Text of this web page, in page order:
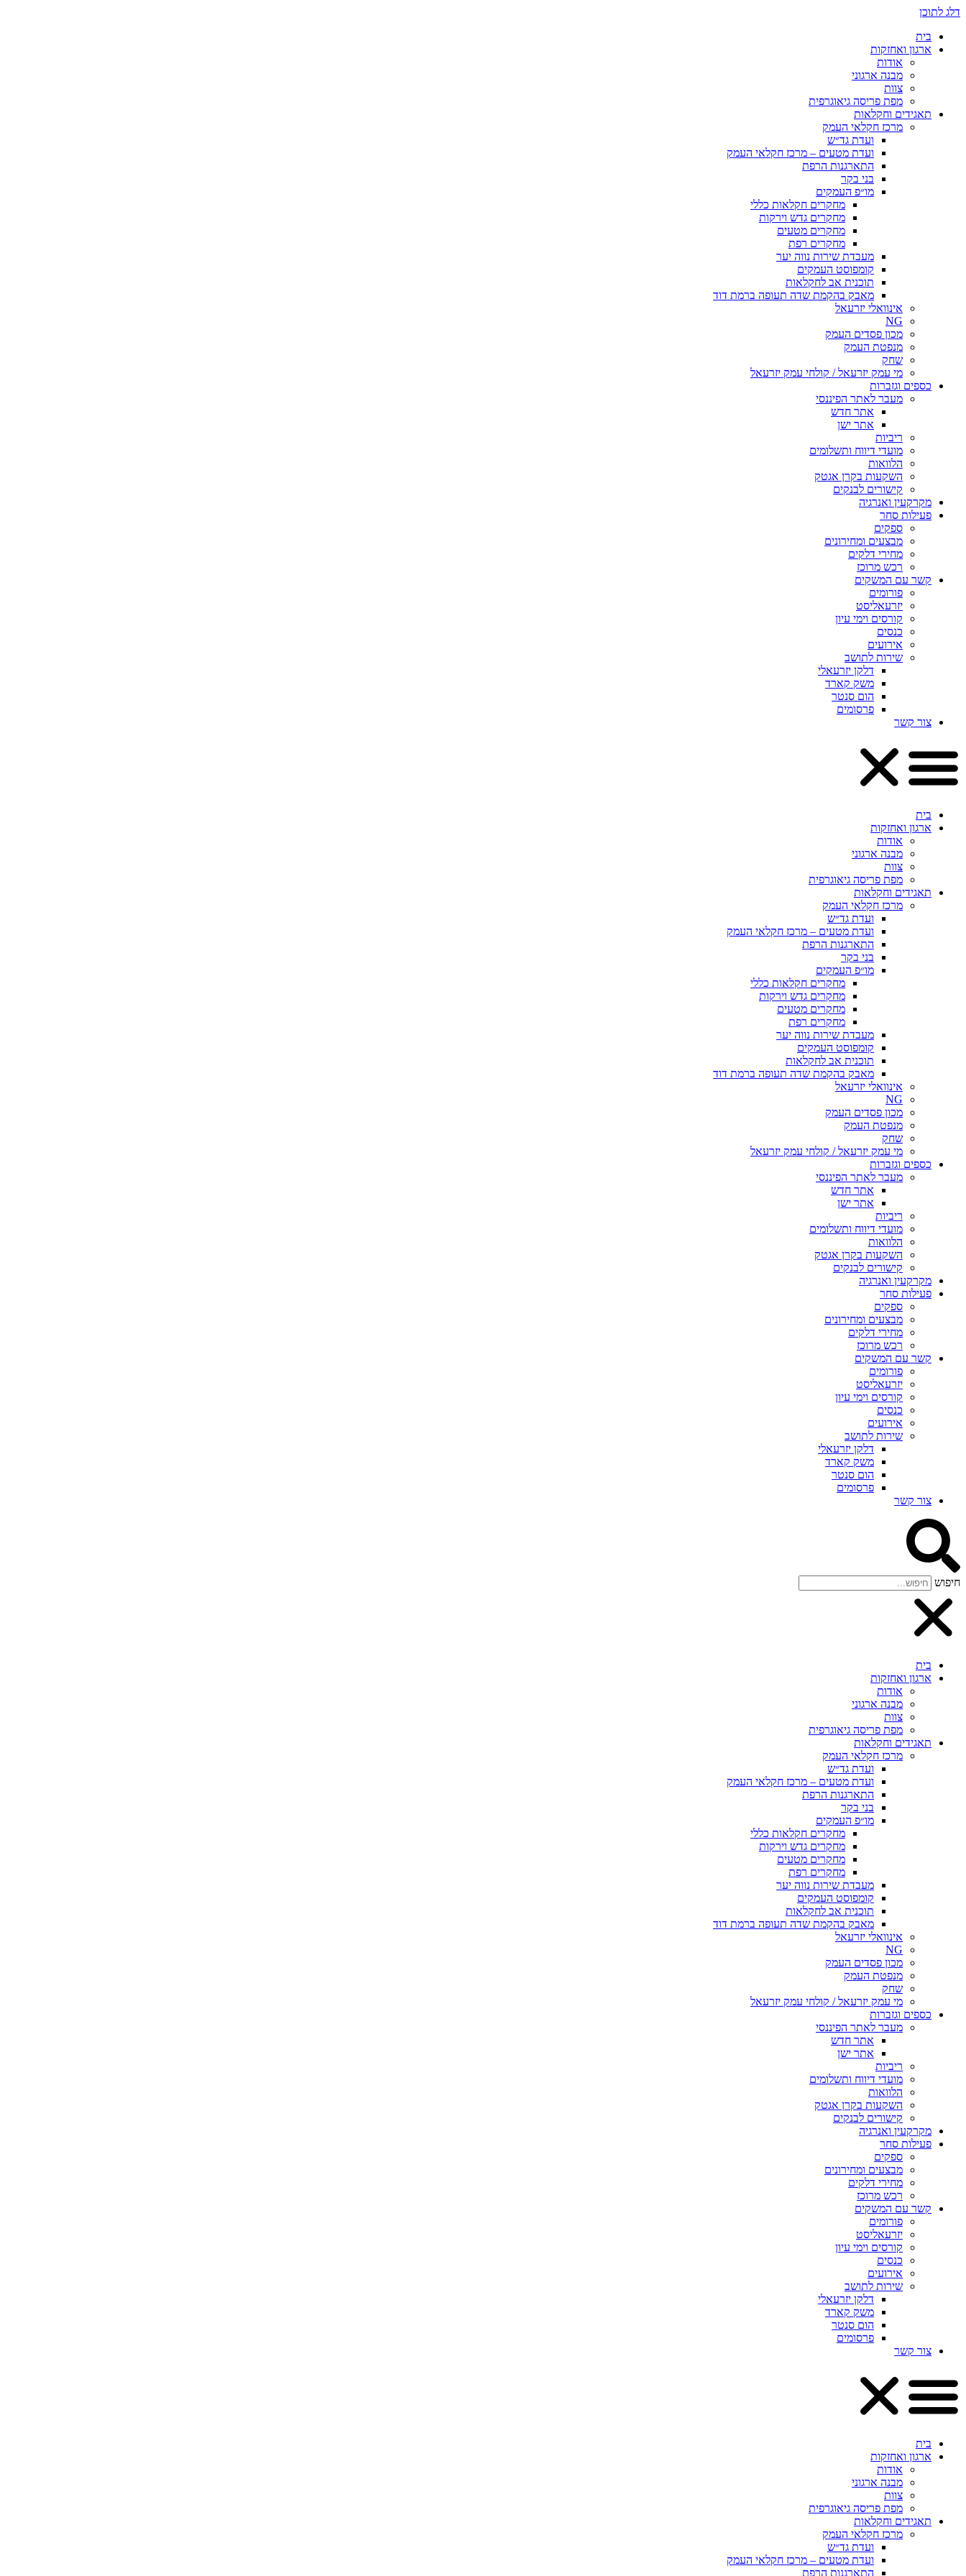
דלג לתוכן
בית
ארגון ואחזקות
אודות
מבנה ארגוני
צוות
מפת פריסה גיאוגרפית
תאגידים וחקלאות
מרכז חקלאי העמק
ועדת גד״ש
ועדת מטעים – מרכז חקלאי העמק
התארגנות הרפת
בני בקר
מו״פ העמקים
מחקרים חקלאות כללי
מחקרים גדש וירקות
מחקרים מטעים
מחקרים רפת
מעבדת שירות נווה יער
קומפוסט העמקים
תוכנית אב לחקלאות
מאבק בהקמת שדה תעופה ברמת דוד
אינוואלי יזרעאל
NG
מכון פסדים העמק
מנפטת העמק
שחק
מי עמק יזרעאל / קולחי עמק יזרעאל
כספים וגזברות
מעבר לאתר הפיננסי
אתר חדש
אתר ישן
ריביות
מועדי דיווח ותשלומים
הלוואות
השקעות בקרן אגטק
קישורים לבנקים
מקרקעין ואנרגיה
פעילות סחר
ספקים
מבצעים ומחירונים
מחירי דלקים
רכש מרוכז
קשר עם המשקים
פורומים
יזרעאליסט
קורסים וימי עיון
כנסים
אירועים
שירות לתושב
דלקן יזרעאלי
משק קארד
הום סנטר
פרסומים
צור קשר
בית
ארגון ואחזקות
אודות
מבנה ארגוני
צוות
מפת פריסה גיאוגרפית
תאגידים וחקלאות
מרכז חקלאי העמק
ועדת גד״ש
ועדת מטעים – מרכז חקלאי העמק
התארגנות הרפת
בני בקר
מו״פ העמקים
מחקרים חקלאות כללי
מחקרים גדש וירקות
מחקרים מטעים
מחקרים רפת
מעבדת שירות נווה יער
קומפוסט העמקים
תוכנית אב לחקלאות
מאבק בהקמת שדה תעופה ברמת דוד
אינוואלי יזרעאל
NG
מכון פסדים העמק
מנפטת העמק
שחק
מי עמק יזרעאל / קולחי עמק יזרעאל
כספים וגזברות
מעבר לאתר הפיננסי
אתר חדש
אתר ישן
ריביות
מועדי דיווח ותשלומים
הלוואות
השקעות בקרן אגטק
קישורים לבנקים
מקרקעין ואנרגיה
פעילות סחר
ספקים
מבצעים ומחירונים
מחירי דלקים
רכש מרוכז
קשר עם המשקים
פורומים
יזרעאליסט
קורסים וימי עיון
כנסים
אירועים
שירות לתושב
דלקן יזרעאלי
משק קארד
הום סנטר
פרסומים
צור קשר
חיפוש
בית
ארגון ואחזקות
אודות
מבנה ארגוני
צוות
מפת פריסה גיאוגרפית
תאגידים וחקלאות
מרכז חקלאי העמק
ועדת גד״ש
ועדת מטעים – מרכז חקלאי העמק
התארגנות הרפת
בני בקר
מו״פ העמקים
מחקרים חקלאות כללי
מחקרים גדש וירקות
מחקרים מטעים
מחקרים רפת
מעבדת שירות נווה יער
קומפוסט העמקים
תוכנית אב לחקלאות
מאבק בהקמת שדה תעופה ברמת דוד
אינוואלי יזרעאל
NG
מכון פסדים העמק
מנפטת העמק
שחק
מי עמק יזרעאל / קולחי עמק יזרעאל
כספים וגזברות
מעבר לאתר הפיננסי
אתר חדש
אתר ישן
ריביות
מועדי דיווח ותשלומים
הלוואות
השקעות בקרן אגטק
קישורים לבנקים
מקרקעין ואנרגיה
פעילות סחר
ספקים
מבצעים ומחירונים
מחירי דלקים
רכש מרוכז
קשר עם המשקים
פורומים
יזרעאליסט
קורסים וימי עיון
כנסים
אירועים
שירות לתושב
דלקן יזרעאלי
משק קארד
הום סנטר
פרסומים
צור קשר
בית
ארגון ואחזקות
אודות
מבנה ארגוני
צוות
מפת פריסה גיאוגרפית
תאגידים וחקלאות
מרכז חקלאי העמק
ועדת גד״ש
ועדת מטעים – מרכז חקלאי העמק
התארגנות הרפת